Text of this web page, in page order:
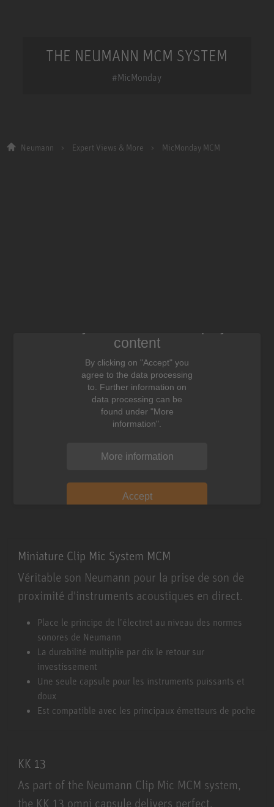
THE NEUMANN MCM SYSTEM
#MicMonday
Neumann Expert Views & More MicMonday MCM
content
By clicking on "Accept" you
agree to the data processing
to. Further information on
data processing can be
found under "More
information".
More information
Accept
Miniature Clip Mic System MCM
Véritable son Neumann pour la prise de son de
proximité d'instruments acoustiques en direct.
Miniature Clip Mic System MCM
Place le principe de l’électret au niveau des normes
sonores de Neumann
La durabilité multiplie par dix le retour sur
investissement
Une seule capsule pour les instruments puissants et
doux
Est compatible avec les principaux émetteurs de poche
KK 13
As part of the Neumann Clip Mic MCM system,
the KK 13 omni capsule delivers perfect,